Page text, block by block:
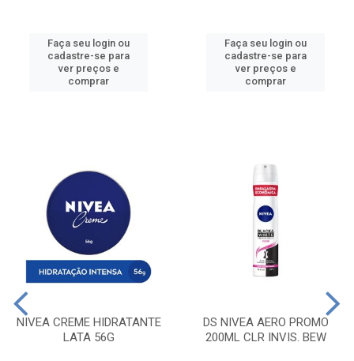
Faça seu login ou
cadastre-se para
ver preços e
comprar
Faça seu login ou
cadastre-se para
ver preços e
comprar
NIVEA CREME HIDRATANTE
LATA 56G
DS NIVEA AERO PROMO
200ML CLR INVIS. BEW